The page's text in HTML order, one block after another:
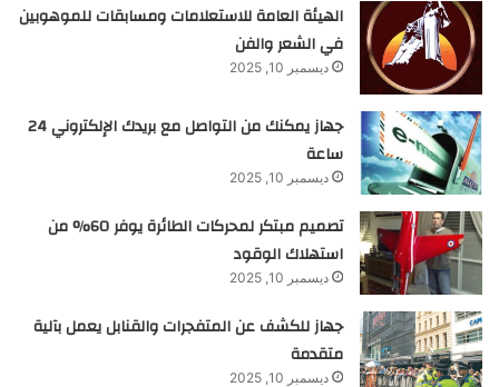
الهيئة العامة للاستعلامات ومسابقات للموهوبين
في الشعر والفن
ديسمبر 10, 2025
جهاز يمكنك من التواصل مع بريدك الإلكتروني 24
ساعة
ديسمبر 10, 2025
تصميم مبتكر لمحركات الطائرة يوفر 60% من
استهلاك الوقود
ديسمبر 10, 2025
جهاز للكشف عن المتفجرات والقنابل يعمل بآلية
متقدمة
ديسمبر 10, 2025